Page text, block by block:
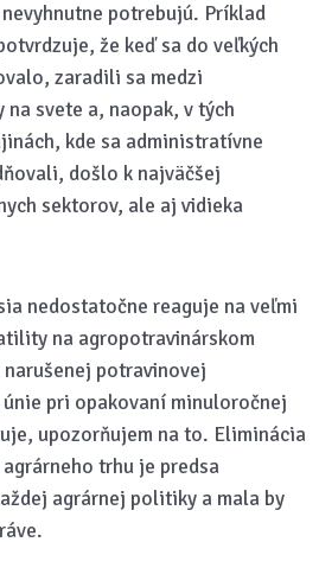
potrebujú. Príklad
že keď sa do veľkých
zaradili sa medzi
svete a, naopak, v tých
kde sa administratívne
došlo k najväčšej
sektorov, ale aj vidieka
nedostatočne reaguje na veľmi
na agropotravinárskom
potravinovej
pri opakovaní minuloročnej
upozorňujem na to. Eliminácia
trhu je predsa
agrárnej politiky a mala by